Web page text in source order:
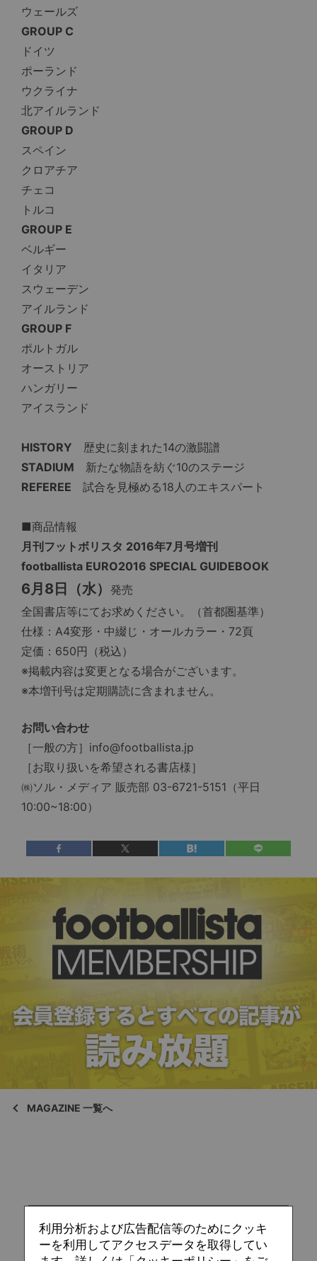
ウェールズ
GROUP C
ドイツ
ポーランド
ウクライナ
北アイルランド
GROUP D
スペイン
クロアチア
チェコ
トルコ
GROUP E
ベルギー
イタリア
スウェーデン
アイルランド
GROUP F
ポルトガル
オーストリア
ハンガリー
アイスランド
HISTORY 歴史に刻まれた14の激闘譜
STADIUM 新たな物語を紡ぐ10のステージ
REFEREE 試合を見極める18人のエキスパート
■商品情報
月刊フットボリスタ 2016年7月号増刊
footballista EURO2016 SPECIAL GUIDEBOOK
6月8日（水） 発売
全国書店等にてお求めください。（首都圏基準）
仕様：A4変形・中綴じ・オールカラー・72頁
定価：650円（税込）
※掲載内容は変更となる場合がございます。
※本増刊号は定期購読に含まれません。
お問い合わせ
［一般の方］info@footballista.jp
［お取り扱いを希望される書店様］
㈱ソル・メディア 販売部 03-6721-5151（平日
10:00~18:00）
MAGAZINE 一覧へ
利用分析および広告配信等のためにクッキ
ーを利用してアクセスデータを取得してい